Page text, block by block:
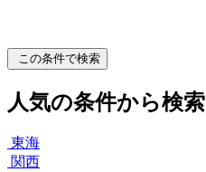
この条件で検索
人気の条件から検索
東海
関西